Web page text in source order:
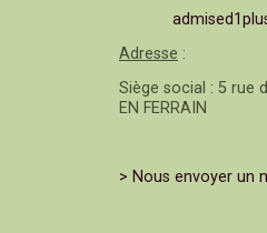
Adresse :
Siège social : 5 rue
EN FERRAIN
> Nous envoyer un